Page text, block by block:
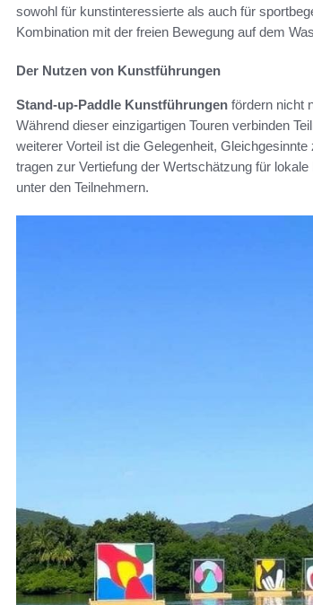
sowohl für kunstinteressierte als auch für
Kombination mit der freien Bewegung auf dem
Der Nutzen von Kunstführungen
Stand-up-Paddle Kunstführungen fördern nicht
Während dieser einzigartigen Touren verbinden
weiterer Vorteil ist die Gelegenheit,
tragen zur Vertiefung der Wertschätzung für
unter den Teilnehmern.